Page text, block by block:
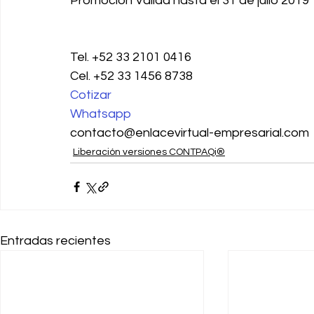
Tel. +52 33 2101 0416
Cel. +52 33 1456 8738
Cotizar
Whatsapp
contacto@enlacevirtual-empresarial.com
Liberación versiones CONTPAQi®
Entradas recientes